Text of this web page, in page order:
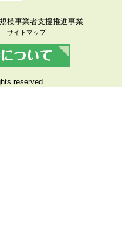
模事業者支援推進事業
サイトマップ｜
reserved.